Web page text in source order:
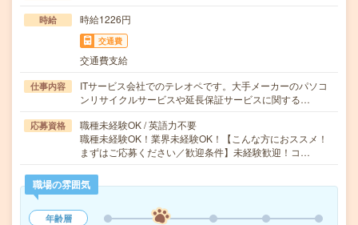
時給 時給1226円
交通費
交通費支給
仕事内容
ITサービス会社でのテレオペです。大手メーカーのパソコ
ンリサイクルサービスや延長保証サービスに関する…
応募資格
職種未経験OK / 英語力不要
職種未経験OK！業界未経験OK！【こんな方におススメ！
まずはご応募ください／歓迎条件】未経験歓迎！コ…
職場の雰囲気
年齢層